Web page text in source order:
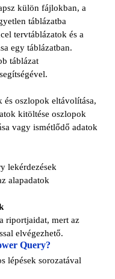
külön fájlokban, a
táblázatba
tervtáblázatok és a
egy táblázatban.
táblázat
és oszlopok eltávolítása,
kitöltése oszlopok
vagy ismétlődő adatok
lekérdezések
alapadatok
riportjaidat, mert az
elvégezhető.
Query?
lépések sorozatával